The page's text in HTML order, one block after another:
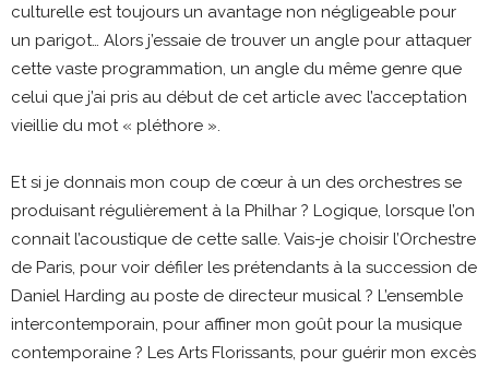
culturelle est toujours un avantage non négligeable pour
un parigot… Alors j’essaie de trouver un angle pour attaquer
cette vaste programmation, un angle du même genre que
celui que j’ai pris au début de cet article avec l’acceptation
vieillie du mot « pléthore ».
Et si je donnais mon coup de cœur à un des orchestres se
produisant régulièrement à la Philhar ? Logique, lorsque l’on
connait l’acoustique de cette salle. Vais-je choisir l’Orchestre
de Paris, pour voir défiler les prétendants à la succession de
Daniel Harding au poste de directeur musical ? L’ensemble
intercontemporain, pour affiner mon goût pour la musique
contemporaine ? Les Arts Florissants, pour guérir mon excès